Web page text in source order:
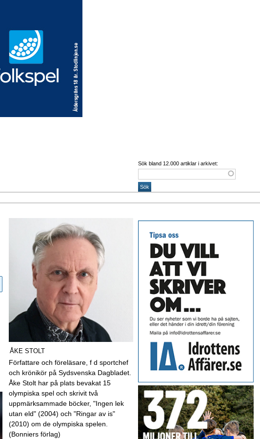
Sök bland 12.000 artiklar i arkivet:
ÅKE STOLT
Författare och föreläsare, f d sportchef
och krönikör på Sydsvenska Dagbladet.
Åke Stolt har på plats bevakat 15
olympiska spel och skrivit två
uppmärksammade böcker, "Ingen lek
utan eld" (2004) och "Ringar av is"
(2010) om de olympiska spelen.
(Bonniers förlag)